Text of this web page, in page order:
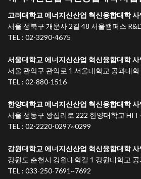
고려대학교 에너지신산업 혁신융합대학
서울 성북구 개운사 2길 48 서울캠퍼스
TEL : 02-3290-4675
서울대학교 에너지신산업 혁신융합대학
서울 관악구 관악로 1 서울대학교 공과대
TEL : 02-880-1516
한양대학교 에너지신산업 혁신융합대학
서울 성동구 왕십리로 222 한양대학교 HIT
TEL : 02-2220-0297~0299
강원대학교 에너지신산업 혁신융합대학
강원도 춘천시 강원대학길 1 강원대학교
TEL : 033-250-7691~7692